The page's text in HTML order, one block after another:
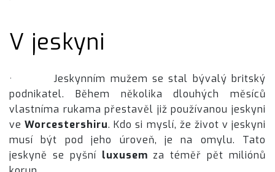
V jeskyni
· Jeskynním mužem se stal bývalý britský
podnikatel. Během několika dlouhých měsíců
vlastníma rukama přestavěl již používanou jeskyni
veWorcestershiru. Kdo si myslí, že život v jeskyni
musí být pod jeho úroveň, je na omylu. Tato
jeskyně se pyšní luxusem za téměř pět miliónů